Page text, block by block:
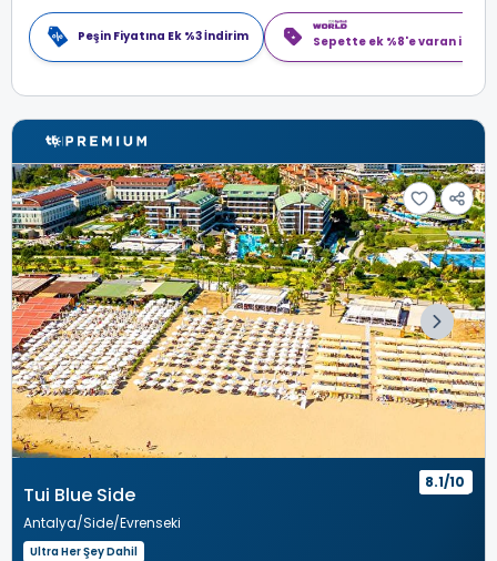
Peşin Fiyatına Ek %3 İndirim Sepette ek %8'e varan
Tui Blue Side
Antalya Side Evrenseki
8.1/10
Ultra Her Şey Dahil